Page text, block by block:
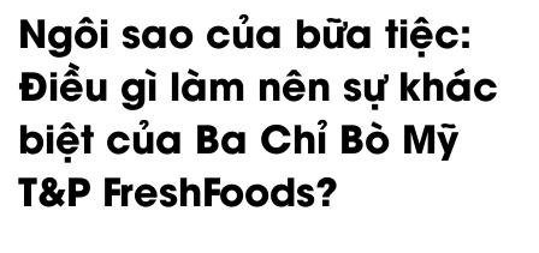
Ngôi sao của bữa tiệc:
Điều gì làm nên sự khác
biệt của Ba Chỉ Bò Mỹ
T&P FreshFoods?